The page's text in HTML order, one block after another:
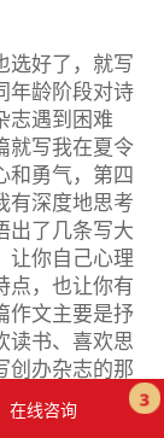
好了，就写
年龄阶段对诗
志遇到困难
就写我在夏令
和勇气，第四
有深度地思考
出了几条写大
让你自己心理
点，也让你有
作文主要是抒
读书、喜欢思
创办杂志的那
诸行动，如何
&rquo;，如何
在线咨询 3